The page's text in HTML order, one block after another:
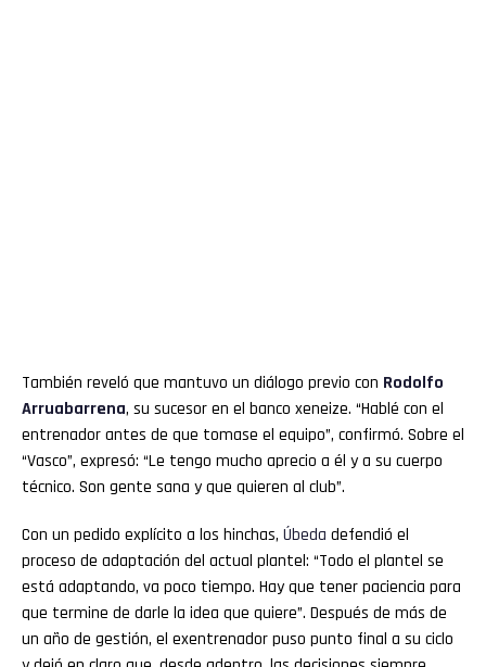
También reveló que mantuvo un diálogo previo con Rodolfo
Arruabarrena, su sucesor en el banco xeneize. “Hablé con el
entrenador antes de que tomase el equipo”, confirmó. Sobre el
“Vasco”, expresó: “Le tengo mucho aprecio a él y a su cuerpo
técnico. Son gente sana y que quieren al club”.
Con un pedido explícito a los hinchas, Úbeda defendió el
proceso de adaptación del actual plantel: “Todo el plantel se
está adaptando, va poco tiempo. Hay que tener paciencia para
que termine de darle la idea que quiere”. Después de más de
un año de gestión, el exentrenador puso punto final a su ciclo